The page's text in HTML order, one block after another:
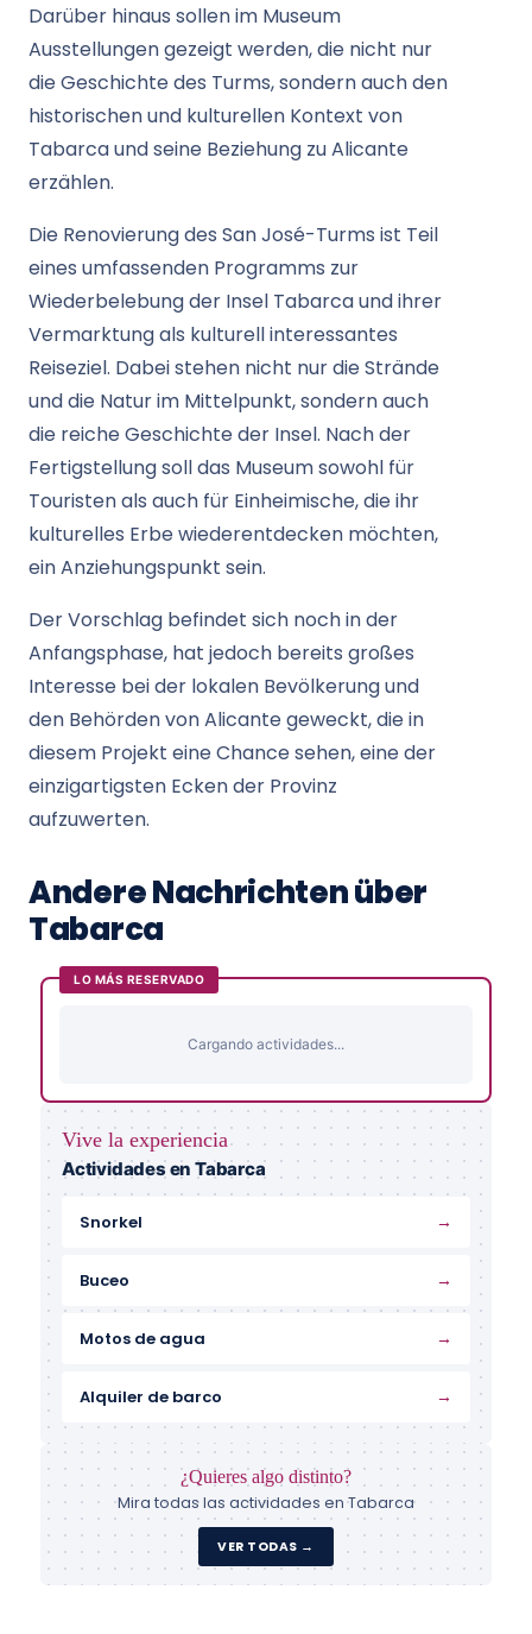
Darüber hinaus sollen im Museum
Ausstellungen gezeigt werden, die nicht nur
die Geschichte des Turms, sondern auch den
historischen und kulturellen Kontext von
Tabarca und seine Beziehung zu Alicante
erzählen.
Die Renovierung des San José-Turms ist Teil
eines umfassenden Programms zur
Wiederbelebung der Insel Tabarca und ihrer
Vermarktung als kulturell interessantes
Reiseziel. Dabei stehen nicht nur die Strände
und die Natur im Mittelpunkt, sondern auch
die reiche Geschichte der Insel. Nach der
Fertigstellung soll das Museum sowohl für
Touristen als auch für Einheimische, die ihr
kulturelles Erbe wiederentdecken möchten,
ein Anziehungspunkt sein.
Der Vorschlag befindet sich noch in der
Anfangsphase, hat jedoch bereits großes
Interesse bei der lokalen Bevölkerung und
den Behörden von Alicante geweckt, die in
diesem Projekt eine Chance sehen, eine der
einzigartigsten Ecken der Provinz
aufzuwerten.
Andere Nachrichten über
Tabarca
LO MÁS RESERVADO
Cargando actividades...
Vive la experiencia
Actividades en Tabarca
Snorkel →
Buceo →
Motos de agua →
Alquiler de barco →
¿Quieres algo distinto?
Mira todas las actividades en Tabarca
VER TODAS →